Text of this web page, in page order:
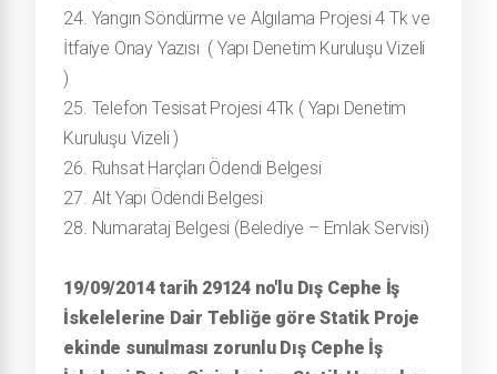
24. Yangın Söndürme ve Algılama Projesi 4 Tk ve
İtfaiye Onay Yazısı ( Yapı Denetim Kuruluşu Vizeli
)
25. Telefon Tesisat Projesi 4Tk ( Yapı Denetim
Kuruluşu Vizeli )
26. Ruhsat Harçları Ödendi Belgesi
27. Alt Yapı Ödendi Belgesi
28. Numarataj Belgesi (Belediye – Emlak Servisi)
19/09/2014 tarih 29124 no'lu Dış Cephe İş
İskelelerine Dair Tebliğe göre Statik Proje
ekinde sunulması zorunlu Dış Cephe İş